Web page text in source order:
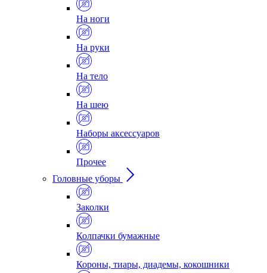
На ноги
На руки
На тело
На шею
Наборы аксессуаров
Прочее
Головные уборы
Заколки
Колпачки бумажные
Короны, тиары, диадемы, кокошники